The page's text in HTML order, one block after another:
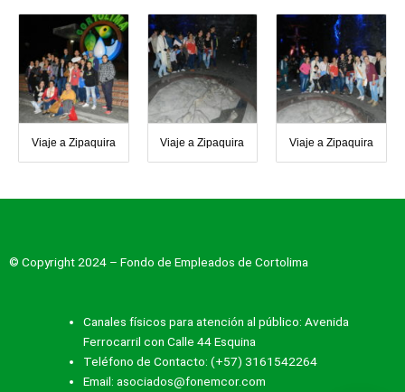
Viaje a Zipaquira Viaje a Zipaquira Viaje a Zipaquira
© Copyright 2024 – Fondo de Empleados de Cortolima
Canales físicos para atención al público: Avenida
Ferrocarril con Calle 44 Esquina
Teléfono de Contacto: (+57) 3161542264
Email: asociados@fonemcor.com